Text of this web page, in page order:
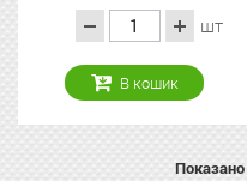
шт
В кошик
Показано